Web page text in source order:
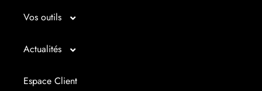
Créateur d’entreprise
Repreneur d’entreprise
Entrepreunariat
Gestion
Juridique
Vos outils
Bilan imagé
Tableau de bord
Actualités
Actualités
Espace Client